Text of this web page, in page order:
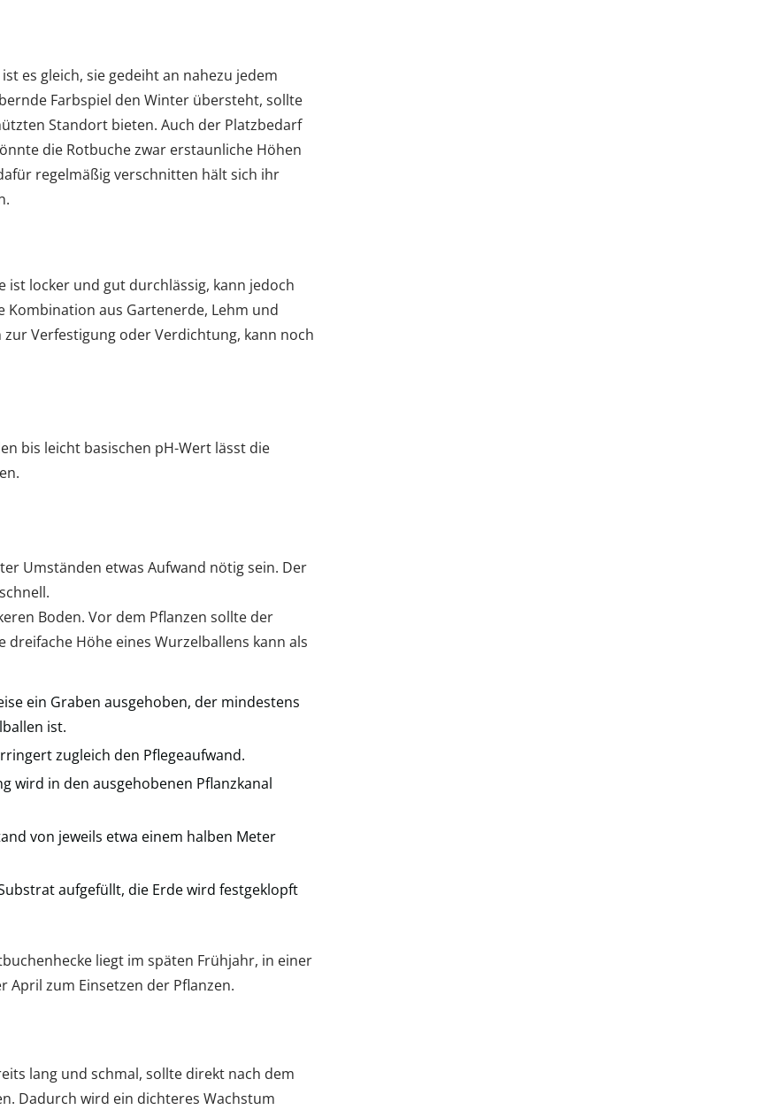
es gleich, sie gedeiht an nahezu jedem
Farbspiel den Winter übersteht, sollte
Standort bieten. Auch der Platzbedarf
die Rotbuche zwar erstaunliche Höhen
regelmäßig verschnitten hält sich ihr
ist locker und gut durchlässig, kann jedoch
Kombination aus Gartenerde, Lehm und
Verfestigung oder Verdichtung, kann noch
bis leicht basischen pH-Wert lässt die
Umständen etwas Aufwand nötig sein. Der
Boden. Vor dem Pflanzen sollte der
Höhe eines Wurzelballens kann als
ein Graben ausgehoben, der mindestens
ist.
zugleich den Pflegeaufwand.
wird in den ausgehobenen Pflanzkanal
von jeweils etwa einem halben Meter
aufgefüllt, die Erde wird festgeklopft
liegt im späten Frühjahr, in einer
April zum Einsetzen der Pflanzen.
lang und schmal, sollte direkt nach dem
Dadurch wird ein dichteres Wachstum